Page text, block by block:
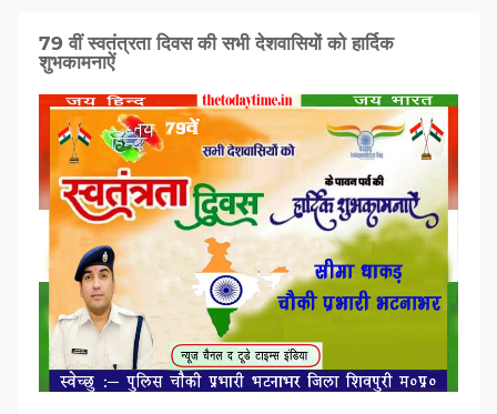
79 वीं स्वतंत्रता दिवस की सभी देशवासियों को हार्दिक
शुभकामनाऐं